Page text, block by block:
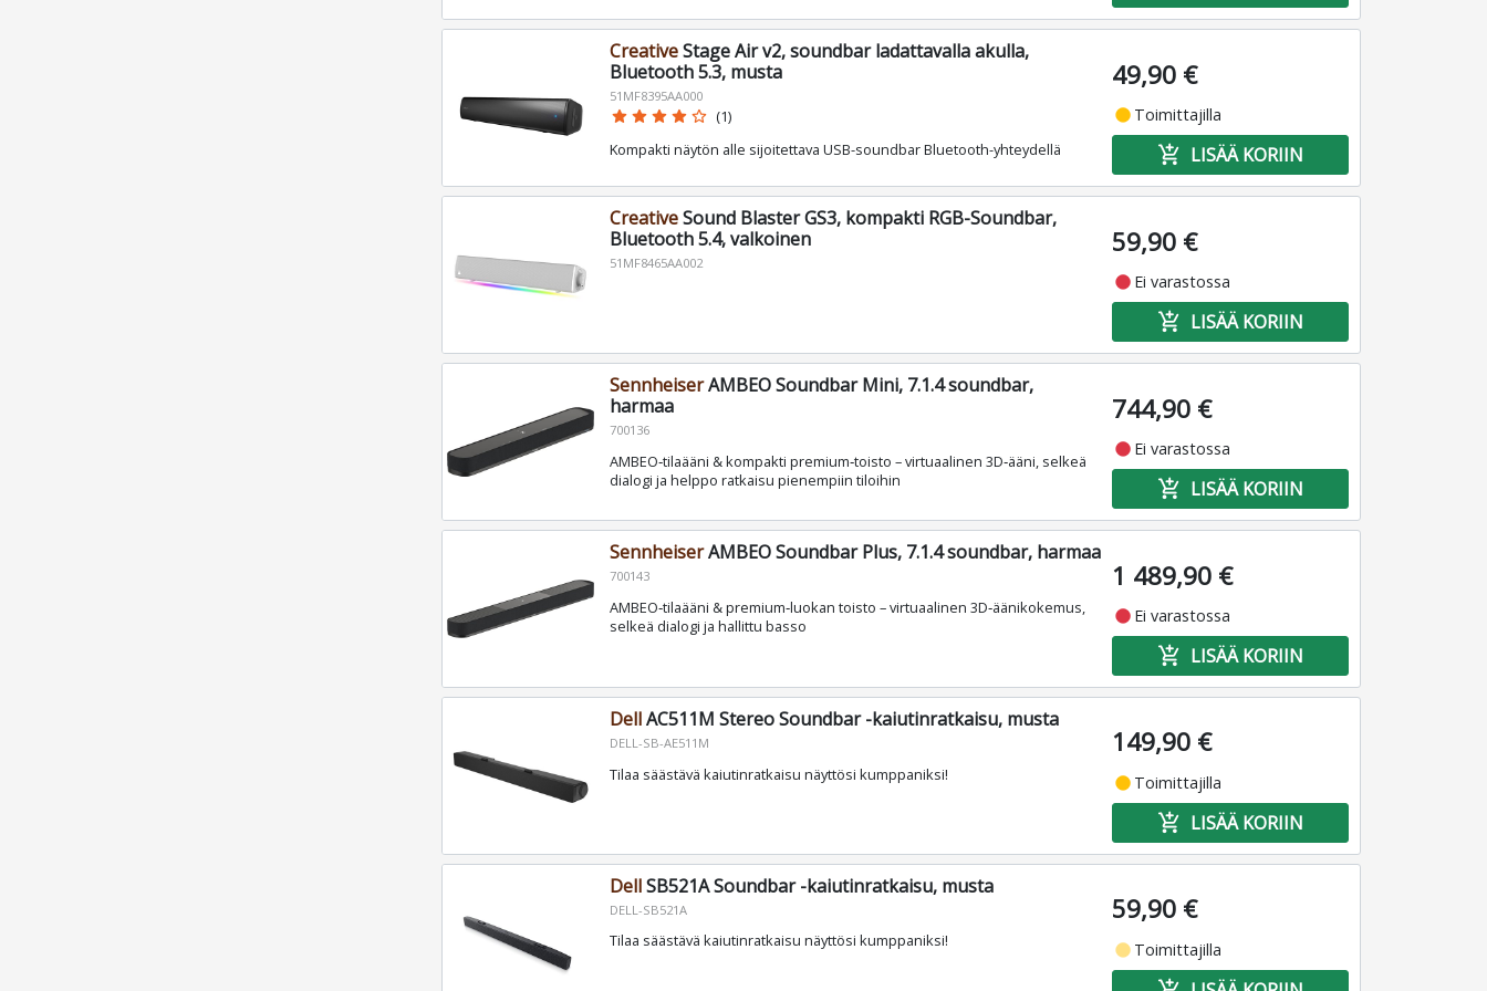
CreativeStage Air v2, soundbar ladattavalla akulla,
Bluetooth 5.3, musta
51MF8395AA000
star star star star star_border (1)
Kompakti näytön alle sijoitettava USB-soundbar Bluetooth-yhteydellä
49,90 €
fiber_manual_record Toimittajilla
add_shopping_cart LISÄÄ KORIIN
CreativeSound Blaster GS3, kompakti RGB-Soundbar,
Bluetooth 5.4, valkoinen
51MF8465AA002
59,90 €
fiber_manual_record Ei varastossa
add_shopping_cart LISÄÄ KORIIN
SennheiserAMBEO Soundbar Mini, 7.1.4 soundbar,
harmaa
700136
AMBEO‑tilaääni & kompakti premium‑toisto – virtuaalinen 3D‑ääni, selkeä
dialogi ja helppo ratkaisu pienempiin tiloihin
744,90 €
fiber_manual_record Ei varastossa
add_shopping_cart LISÄÄ KORIIN
SennheiserAMBEO Soundbar Plus, 7.1.4 soundbar, harmaa
700143
AMBEO‑tilaääni & premium‑luokan toisto – virtuaalinen 3D‑äänikokemus,
selkeä dialogi ja hallittu basso
1 489,90 €
fiber_manual_record Ei varastossa
add_shopping_cart LISÄÄ KORIIN
DellAC511M Stereo Soundbar -kaiutinratkaisu, musta
DELL-SB-AE511M
Tilaa säästävä kaiutinratkaisu näyttösi kumppaniksi!
149,90 €
fiber_manual_record Toimittajilla
add_shopping_cart LISÄÄ KORIIN
DellSB521A Soundbar -kaiutinratkaisu, musta
DELL-SB521A
Tilaa säästävä kaiutinratkaisu näyttösi kumppaniksi!
59,90 €
fiber_manual_record Toimittajilla